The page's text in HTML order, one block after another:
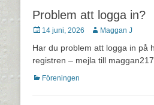
Problem att logga in?
Postades
14 juni, 2026 Författare
Maggan J
Har du problem att logga in på
registren – mejla till
Kategorier
Föreningen